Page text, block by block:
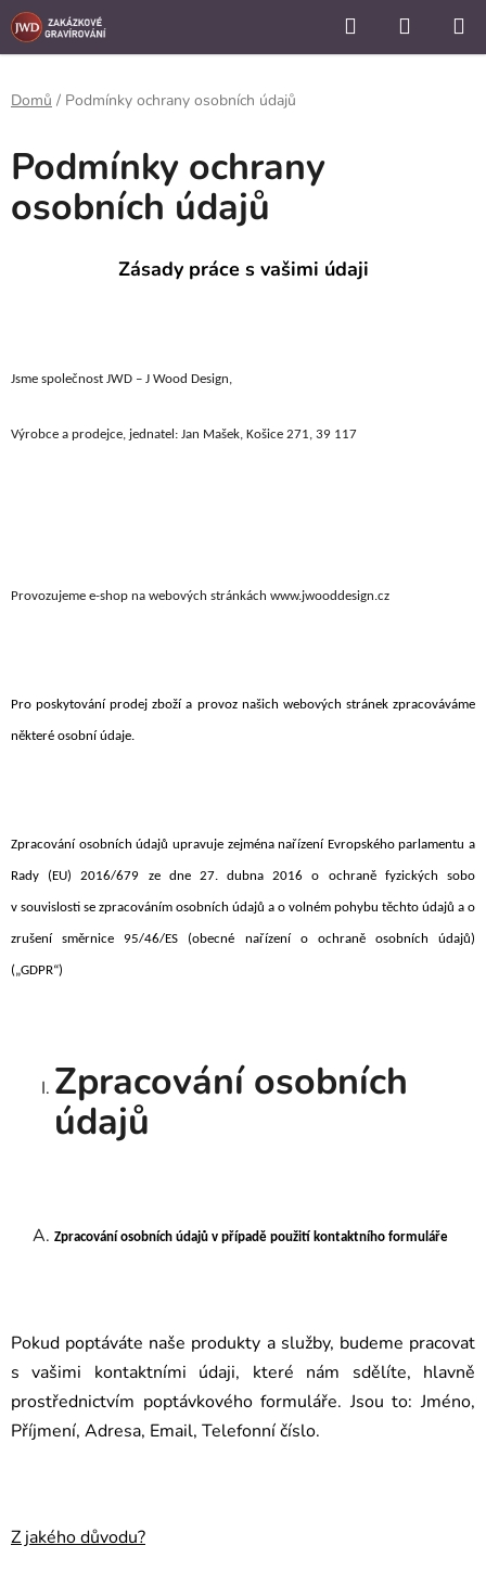
```
Přejít
na
Hledat
KOŠÍK
Domů / Podmínky ochrany osobních údajů
Podmínky ochrany
osobních údajů
Zásady práce s vašimi údaji
Jsme společnost JWD – J Wood Design,
Výrobce a prodejce, jednatel: Jan Mašek, Košice 271, 39 117
Provozujeme e-shop na webových stránkách www.jwooddesign.cz
Pro poskytování prodej zboží a provoz našich webových stránek zpracováváme
některé osobní údaje.
Zpracování osobních údajů upravuje zejména nařízení Evropského parlamentu a
Rady (EU) 2016/679 ze dne 27. dubna 2016 o ochraně fyzických sobo
v souvislosti se zpracováním osobních údajů a o volném pohybu těchto údajů a o
zrušení směrnice 95/46/ES (obecné nařízení o ochraně osobních údajů)
(„GDPR“)
Zpracování osobních
údajů
Zpracování osobních údajů v případě použití kontaktního formuláře
Pokud poptáváte naše produkty a služby, budeme pracovat
s vašimi kontaktními údaji, které nám sdělíte, hlavně
prostřednictvím poptávkového formuláře. Jsou to: Jméno,
Příjmení, Adresa, Email, Telefonní číslo.
Z jakého důvodu?